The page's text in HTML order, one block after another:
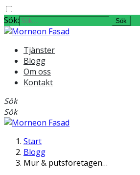
Sök:
Tjänster
Blogg
Om oss
Kontakt
Sök
Sök
Start
Blogg
Mur & putsföretagen…